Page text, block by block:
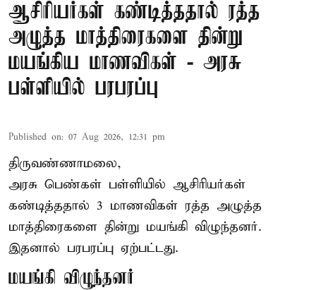
ஆசிரியர்கள் கண்டித்ததால் ரத்த
அழுத்த மாத்திரைகளை தின்று
மயங்கிய மாணவிகள் - அரசு
பள்ளியில் பரபரப்பு
Published on: 07 Aug 2026, 12:31 pm
திருவண்ணாமலை,
அரசு பெண்கள் பள்ளியில் ஆசிரியர்கள்
கண்டித்ததால் 3 மாணவிகள் ரத்த அழுத்த
மாத்திரைகளை தின்று மயங்கி விழுந்தனர்.
இதனால் பரபரப்பு ஏற்பட்டது.
மயங்கி விழுந்தனர்